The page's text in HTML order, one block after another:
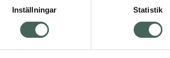
Inställningar Statistik